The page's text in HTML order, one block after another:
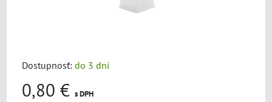
Dostupnosť: do 3 dní
0,80 € s DPH